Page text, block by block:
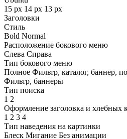
15 px 14 px 13 px
Заголовки
Стиль
Bold Normal
Расположение бокового меню
Слева Справа
Тип бокового меню
Полное Фильтр, каталог, баннер,
Фильтр, баннеры
Тип поиска
1 2
Оформление заголовка и хлебных
1 2 3 4
Тип наведения на картинки
Блеск Мигание Без анимации